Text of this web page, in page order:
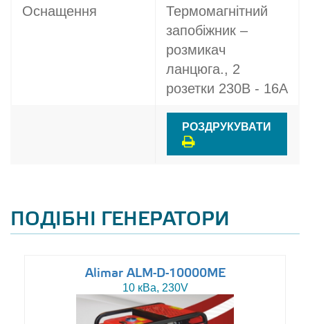
Оснащення
Термомагнітний
запобіжник –
розмикач
ланцюга., 2
розетки 230В - 16A
РОЗДРУКУВАТИ
ПОДІБНІ ГЕНЕРАТОРИ
Alimar ALM-D-10000ME
10 кВа, 230V